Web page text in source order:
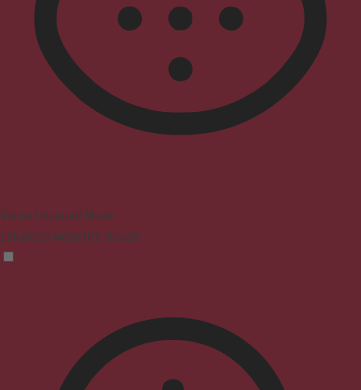
Vision Impaired Mode
Enhances website's visuals